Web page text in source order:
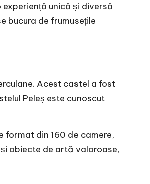
unică și diversă
bucura de frumusețile
Acest castel a fost
Peleș este cunoscut
format din 160 de camere,
obiecte de artă valoroase,